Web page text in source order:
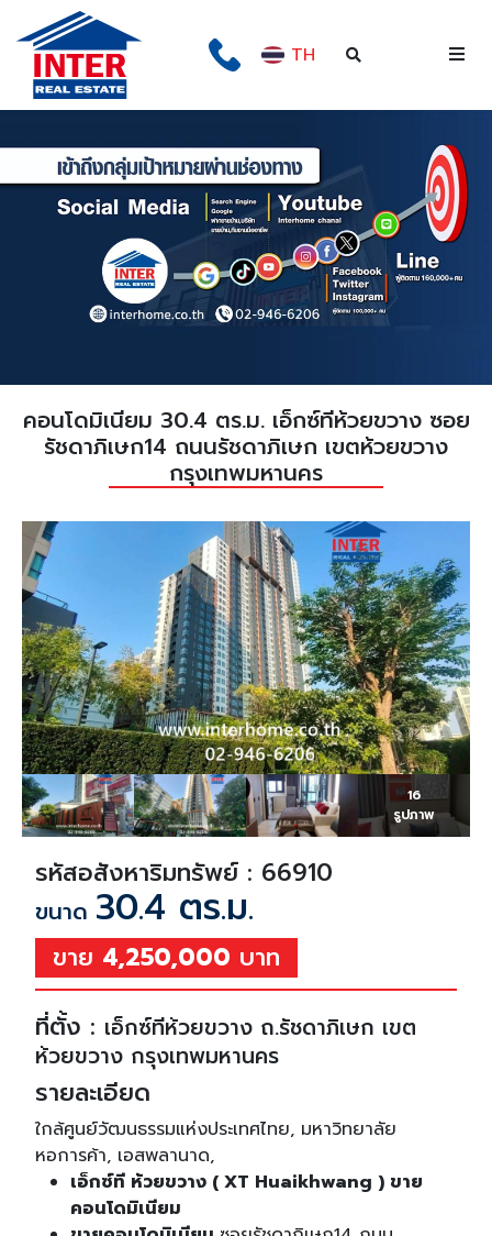
TH
คอนโดมิเนียม 30.4 ตร.ม. เอ็กซ์ทีห้วยขวาง ซอย
รัชดาภิเษก14 ถนนรัชดาภิเษก เขตห้วยขวาง
กรุงเทพมหานคร
16
รูปภาพ
รหัสอสังหาริมทรัพย์ : 66910
ขนาด 30.4 ตร.ม.
ขาย 4,250,000 บาท
ที่ตั้ง : เอ็กซ์ทีห้วยขวาง ถ.รัชดาภิเษก เขต
ห้วยขวาง กรุงเทพมหานคร
รายละเอียด
ใกล้ศูนย์วัฒนธรรมแห่งประเทศไทย, มหาวิทยาลัย
หอการค้า, เอสพลานาด,
เอ็กซ์ที ห้วยขวาง ( XT Huaikhwang ) ขาย
คอนโดมิเนียม